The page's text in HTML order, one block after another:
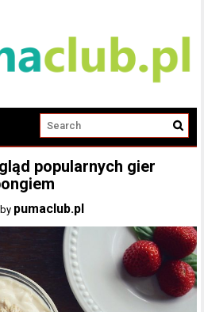
popularnych gier
by pumaclub.pl